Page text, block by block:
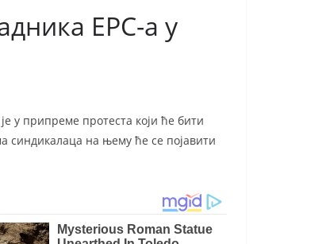
ЕРС-а у
у припреме протеста који ће бити
синдикалаца на њему ће се појавити